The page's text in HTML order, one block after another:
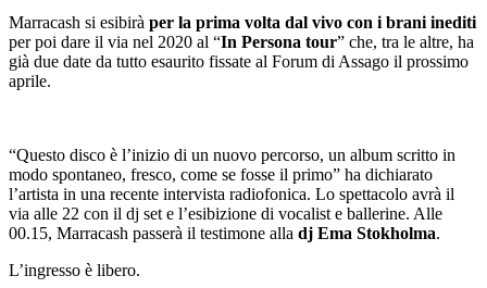
Marracash si esibirà per la prima volta dal vivo con i brani inediti
per poi dare il via nel 2020 al “In Persona tour” che, tra le altre, ha
già due date da tutto esaurito fissate al Forum di Assago il prossimo
aprile.
“Questo disco è l’inizio di un nuovo percorso, un album scritto in
modo spontaneo, fresco, come se fosse il primo” ha dichiarato
l’artista in una recente intervista radiofonica. Lo spettacolo avrà il
via alle 22 con il dj set e l’esibizione di vocalist e ballerine. Alle
00.15, Marracash passerà il testimone alla dj Ema Stokholma.
L’ingresso è libero.